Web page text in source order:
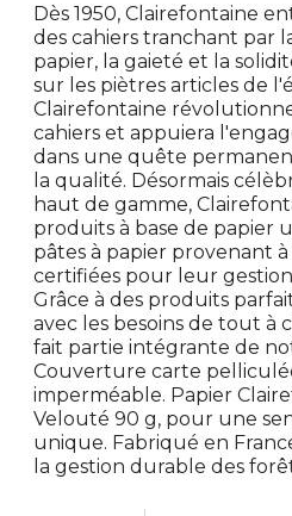
Dès 1950, Clairefontaine
des cahiers tranchant par
papier, la gaieté et la
sur les piètres articles de
Clairefontaine
cahiers et appuiera
dans une quête
la qualité. Désormais
haut de gamme,
produits à base de papier
pâtes à papier provenant
certifiées pour leur
Grâce à des produits
avec les besoins de tout à
fait partie intégrante de
Couverture carte
imperméable. Papier
Velouté 90 g, pour une
unique. Fabriqué en
la gestion durable des